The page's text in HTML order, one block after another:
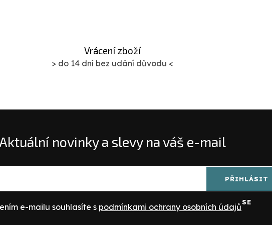
Vrácení zboží
> do 14 dní bez udání důvodu <
Aktuální novinky a slevy na váš e-mail
e-mailu souhlasíte s podmínkami ochrany osobních údajů
PŘIHLÁSIT
SE